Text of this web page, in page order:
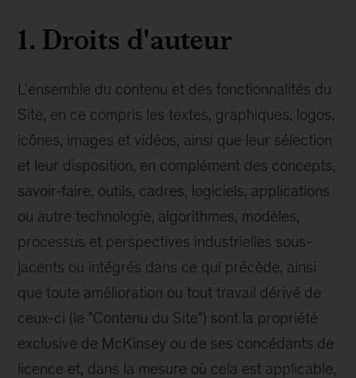
1. Droits d'auteur
L'ensemble du contenu et des fonctionnalités du
Site, en ce compris les textes, graphiques, logos,
icônes, images et vidéos, ainsi que leur sélection
et leur disposition, en complément des concepts,
savoir-faire, outils, cadres, logiciels, applications
ou autre technologie, algorithmes, modèles,
processus et perspectives industrielles sous-
jacents ou intégrés dans ce qui précède, ainsi
que toute amélioration ou tout travail dérivé de
ceux-ci (le "Contenu du Site") sont la propriété
exclusive de McKinsey ou de ses concédants de
licence et, dans la mesure où cela est applicable,